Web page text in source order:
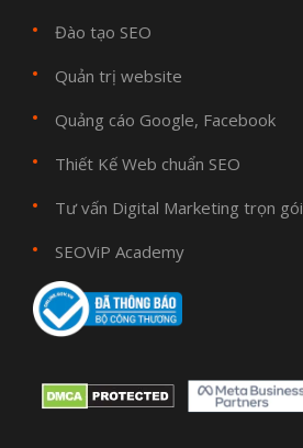
Đào tạo SEO
Quản trị website
Quảng cáo Google, Facebook
Thiết Kế Web chuẩn SEO
Tư vấn Digital Marketing trọn gói
SEOViP Academy